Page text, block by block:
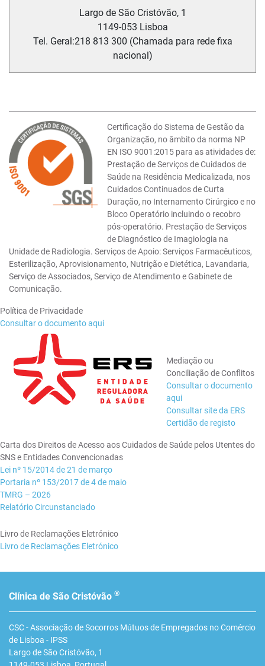
Largo de São Cristóvão, 1
1149-053 Lisboa
Tel. Geral:218 813 300 (Chamada para rede fixa
nacional)
Certificação do Sistema de Gestão da
Organização, no âmbito da norma NP
EN ISO 9001:2015 para as atividades de:
Prestação de Serviços de Cuidados de
Saúde na Residência Medicalizada, nos
Cuidados Continuados de Curta
Duração, no Internamento Cirúrgico e no
Bloco Operatório incluindo o recobro
pós-operatório. Prestação de Serviços
de Diagnóstico de Imagiologia na
Unidade de Radiologia. Serviços de Apoio: Serviços Farmacêuticos,
Esterilização, Aprovisionamento, Nutrição e Dietética, Lavandaria,
Serviço de Associados, Serviço de Atendimento e Gabinete de
Comunicação.
Política de Privacidade
Consultar o documento aqui
Mediação ou
Conciliação de Conflitos
Consultar o documento
aqui
Consultar site da ERS
Certidão de registo
Carta dos Direitos de Acesso aos Cuidados de Saúde pelos Utentes do
SNS e Entidades Convencionadas
Lei nº 15/2014 de 21 de março
Portaria nº 153/2017 de 4 de maio
TMRG – 2026
Relatório Circunstanciado
Livro de Reclamações Eletrónico
Livro de Reclamações Eletrónico
Clínica de São Cristóvão ®
CSC - Associação de Socorros Mútuos de Empregados no Comércio
de Lisboa - IPSS
Largo de São Cristóvão, 1